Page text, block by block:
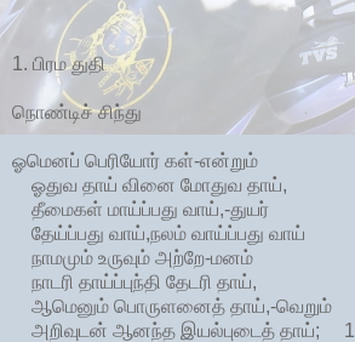
1. பிரம துதி
நொண்டிச் சிந்து
ஓமெனப் பெரியோர் கள்-என்றும்
ஓதுவ தாய் வினை மோதுவ தாய்,
தீமைகள் மாய்ப்பது வாய்,-துயர்
தேய்ப்பது வாய்,நலம் வாய்ப்பது வாய்
நாமமும் உருவும் அற்றே-மனம்
நாடரி தாய்ப்புந்தி தேடரி தாய்,
ஆமெனும் பொருளனைத் தாய்,-வெறும்
அறிவுடன் ஆனந்த இயல்புடைத் தாய்; 1